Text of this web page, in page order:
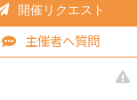
開催リクエスト
主催者へ質問